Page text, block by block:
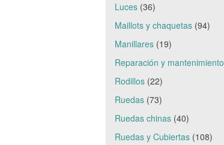
Luces(36)
Maillots y chaquetas(94)
Manillares(19)
Reparación y mantenimiento
Rodillos(22)
Ruedas(73)
Ruedas chinas(40)
Ruedas y Cubiertas(108)